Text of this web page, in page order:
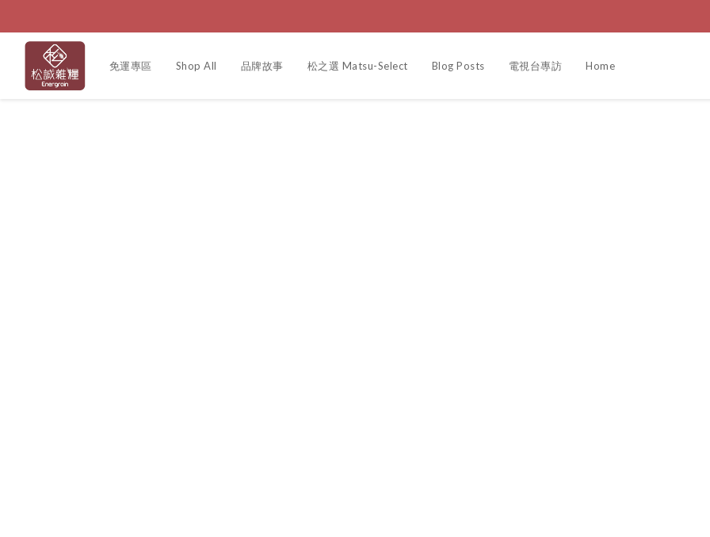
免運專區 Shop All 品牌故事 松之選 Matsu-Select Blog Posts 電視台專訪 Home